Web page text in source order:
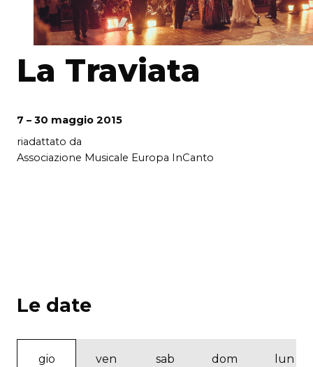
La Traviata
7 – 30 maggio 2015
riadattato da
Associazione Musicale Europa InCanto
Le date
gio ven sab dom lun